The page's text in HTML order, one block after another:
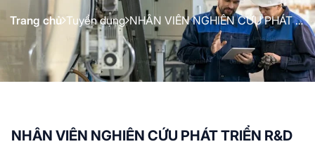
Trang chủ Tuyển dụng NHÂN VIÊN NGHIÊN CỨU PHÁT TRIỂN R&D
NHÂN VIÊN NGHIÊN CỨU PHÁT TRIỂN R&D